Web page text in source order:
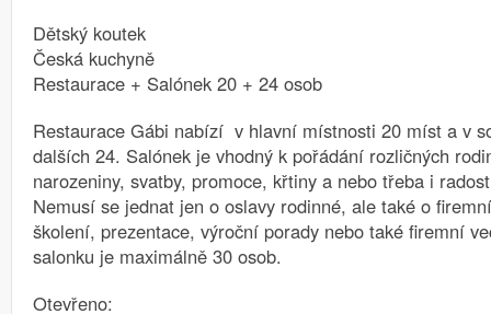
Dětský koutek
Česká kuchyně
Restaurace + Salónek 20 + 24 osob
Restaurace Gábi nabízí v hlavní místnosti 20 míst a v
dalších 24. Salónek je vhodný k pořádání rozličných
narozeniny, svatby, promoce, křtiny a nebo třeba i
Nemusí se jednat jen o oslavy rodinné, ale také o
školení, prezentace, výroční porady nebo také firemní
salonku je maximálně 30 osob.
Otevřeno: